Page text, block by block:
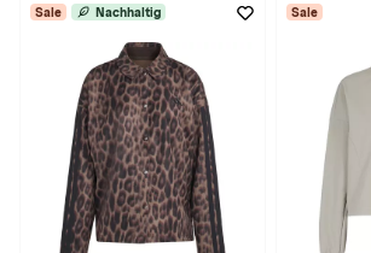
Sale Nachhaltig Sale